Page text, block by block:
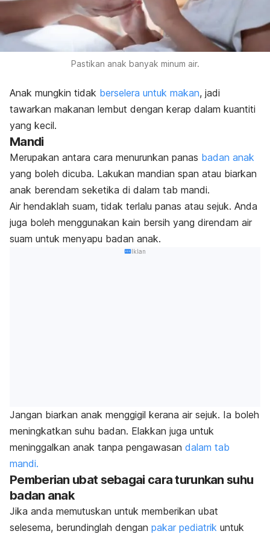
Pastikan anak banyak minum air.
Anak mungkin tidak berselera untuk makan, jadi
tawarkan makanan lembut dengan kerap dalam kuantiti
yang kecil.
Mandi
Merupakan antara cara menurunkan panas badan anak
yang boleh dicuba. Lakukan mandian span atau biarkan
anak berendam seketika di dalam tab mandi.
Air hendaklah suam, tidak terlalu panas atau sejuk. Anda
juga boleh menggunakan kain bersih yang direndam air
suam untuk menyapu badan anak.
Iklan
Jangan biarkan anak menggigil kerana air sejuk. Ia boleh
meningkatkan suhu badan. Elakkan juga untuk
meninggalkan anak tanpa pengawasan dalam tab
mandi.
Pemberian ubat sebagai cara turunkan suhu
badan anak
Jika anda memutuskan untuk memberikan ubat
selesema, berundinglah dengan pakar pediatrik untuk